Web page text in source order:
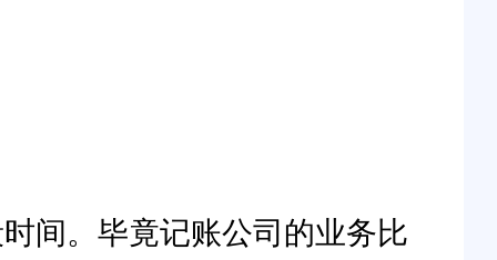
间。毕竟记账公司的业务比